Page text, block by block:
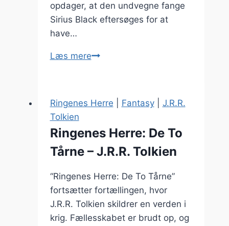
opdager, at den undvegne fange
Sirius Black eftersøges for at
have…
Læs mereHarry
Fangen
–
J.K.
Ringenes Herre Fantasy| J.R.R.
Tolkien
Ringenes Herre: De To
Tårne – J.R.R. Tolkien
“Ringenes Herre: De To Tårne”
fortsætter fortællingen, hvor
J.R.R. Tolkien skildrer en verden i
krig. Fællesskabet er brudt op, og